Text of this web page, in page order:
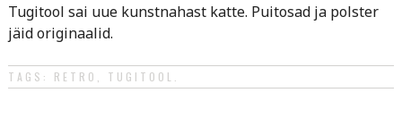
Tugitool sai uue kunstnahast katte. Puitosad ja polster
jäid originaalid.
TAGS: RETRO TUGITOOL